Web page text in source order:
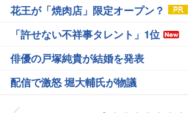
花王が「焼肉店」限定オープン？
「許せない不祥事タレント」1位
俳優の戸塚純貴が結婚を発表
配信で激怒 堀大輔氏が物議